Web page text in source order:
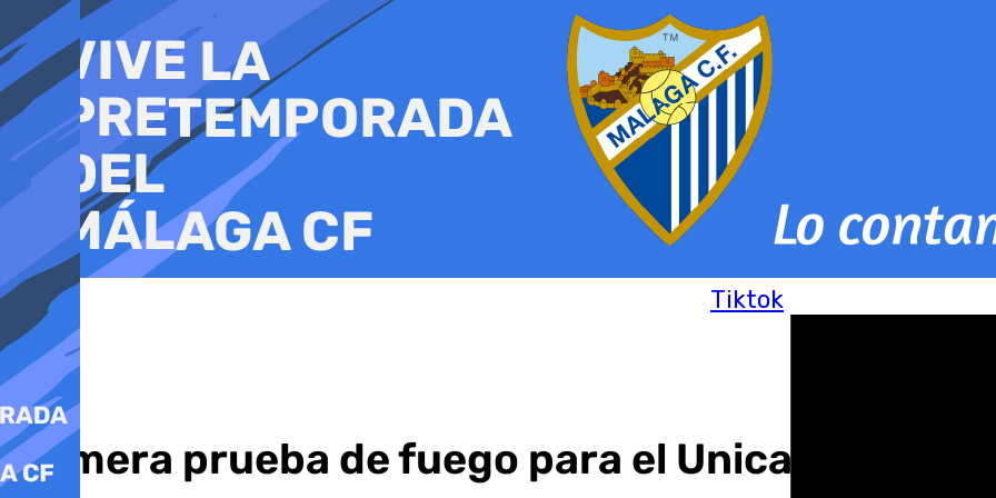
al
contenido
Tiktok
Primera prueba de fuego para el Unicaja más